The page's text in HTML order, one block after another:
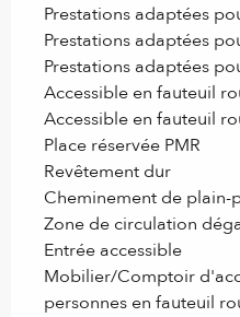
Prestations adaptées
Prestations adaptées
Prestations adaptées
Accessible en fauteuil
Accessible en fauteuil
Place réservée PMR
Revêtement dur
Cheminement de plain-
Zone de circulation
Entrée accessible
Mobilier/Comptoir
personnes en fauteuil